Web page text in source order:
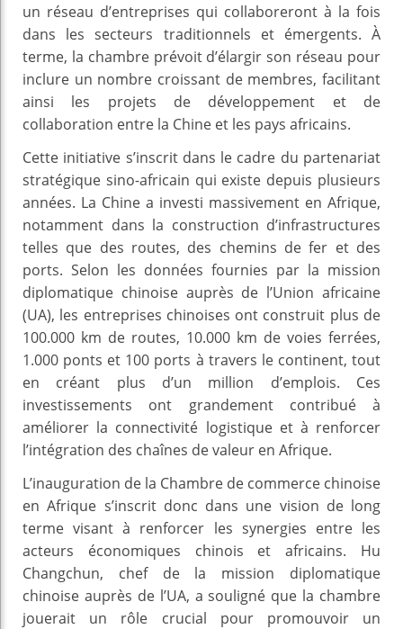
un réseau d’entreprises qui collaboreront à la fois
dans les secteurs traditionnels et émergents. À
terme, la chambre prévoit d’élargir son réseau pour
inclure un nombre croissant de membres, facilitant
ainsi les projets de développement et de
collaboration entre la Chine et les pays africains.
Cette initiative s’inscrit dans le cadre du partenariat
stratégique sino-africain qui existe depuis plusieurs
années. La Chine a investi massivement en Afrique,
notamment dans la construction d’infrastructures
telles que des routes, des chemins de fer et des
ports. Selon les données fournies par la mission
diplomatique chinoise auprès de l’Union africaine
(UA), les entreprises chinoises ont construit plus de
100.000 km de routes, 10.000 km de voies ferrées,
1.000 ponts et 100 ports à travers le continent, tout
en créant plus d’un million d’emplois. Ces
investissements ont grandement contribué à
améliorer la connectivité logistique et à renforcer
l’intégration des chaînes de valeur en Afrique.
L’inauguration de la Chambre de commerce chinoise
en Afrique s’inscrit donc dans une vision de long
terme visant à renforcer les synergies entre les
acteurs économiques chinois et africains. Hu
Changchun, chef de la mission diplomatique
chinoise auprès de l’UA, a souligné que la chambre
jouerait un rôle crucial pour promouvoir un